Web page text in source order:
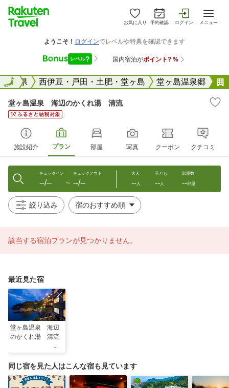
お気に入り 予約確認 ログイン メニュー
静岡県 西伊豆・戸田・土肥・堂ヶ島 堂ヶ島温泉郷
全国
堂ヶ島温泉 海辺のかくれ湯 清流
施設紹介 プラン 部屋 写真 クーポン クチコミ
チェックイン
--/-- 〜
チェックアウト
--/--
大人
--人
子ども
--人
部屋数
--部屋
絞り込み
該当する宿泊プランが見つかりません。
最近見た宿
堂ヶ島温泉 海辺
のかくれ湯 清流
同じ宿を見た人はこんな宿も見ています